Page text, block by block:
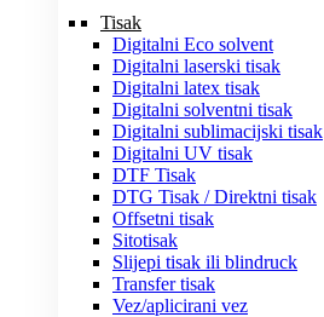
Tisak
Digitalni Eco solvent
Digitalni laserski tisak
Digitalni latex tisak
Digitalni solventni tisak
Digitalni sublimacijski tisak
Digitalni UV tisak
DTF Tisak
DTG Tisak / Direktni tisak
Offsetni tisak
Sitotisak
Slijepi tisak ili blindruck
Transfer tisak
Vez/aplicirani vez